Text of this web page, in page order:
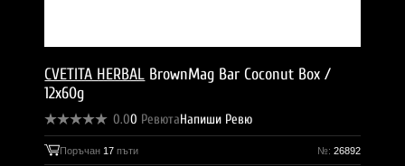
CVETITA HERBAL BrownMag Bar Coconut Box /
12x60g
0.00 РевютаНапиши Ревю
Поръчан 17 пъти №: 26892